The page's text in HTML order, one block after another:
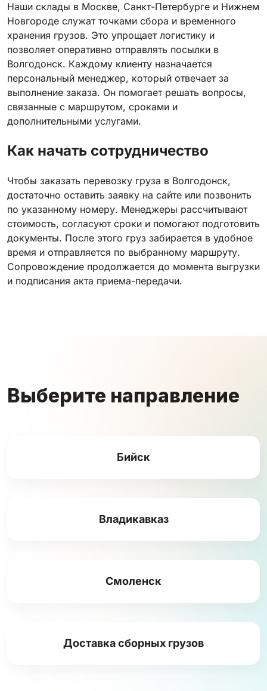
Наши склады в Москве, Санкт-Петербурге и Нижнем
Новгороде служат точками сбора и временного
хранения грузов. Это упрощает логистику и
позволяет оперативно отправлять посылки в
Волгодонск. Каждому клиенту назначается
персональный менеджер, который отвечает за
выполнение заказа. Он помогает решать вопросы,
связанные с маршрутом, сроками и
дополнительными услугами.
Как начать сотрудничество
Чтобы заказать перевозку груза в Волгодонск,
достаточно оставить заявку на сайте или позвонить
по указанному номеру. Менеджеры рассчитывают
стоимость, согласуют сроки и помогают подготовить
документы. После этого груз забирается в удобное
время и отправляется по выбранному маршруту.
Сопровождение продолжается до момента выгрузки
и подписания акта приема-передачи.
Выберите направление
Бийск
Владикавказ
Смоленск
Доставка сборных грузов